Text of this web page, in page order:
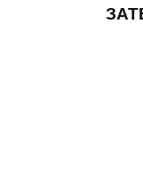
Използването
съдържание на